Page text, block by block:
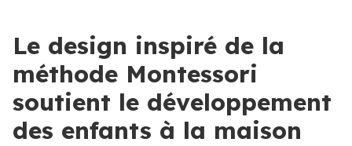
Le design inspiré de la
méthode Montessori
soutient le développement
des enfants à la maison